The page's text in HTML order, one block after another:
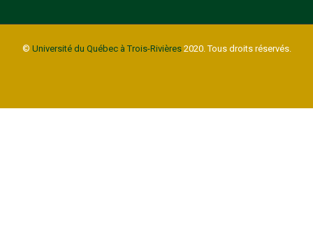
© Université du Québec à Trois-Rivières2020. Tous droits réservés.